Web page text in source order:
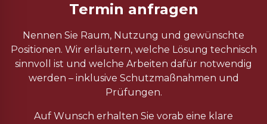
Termin anfragen
Nennen Sie Raum, Nutzung und gewünschte
Positionen. Wir erläutern, welche Lösung technisch
sinnvoll ist und welche Arbeiten dafür notwendig
werden – inklusive Schutzmaßnahmen und
Prüfungen.
Auf Wunsch erhalten Sie vorab eine klare